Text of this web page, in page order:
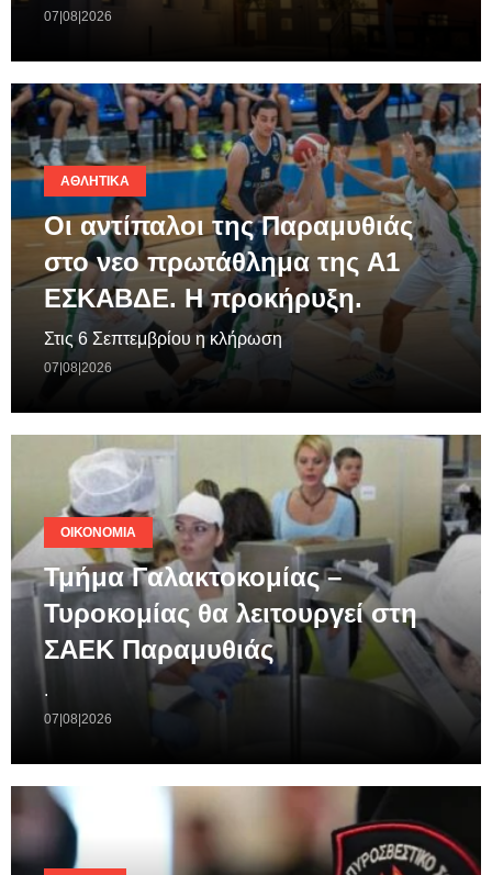
07|08|2026
ΑΘΛΗΤΙΚΆ
Οι αντίπαλοι της Παραμυθιάς
στο νεο πρωτάθλημα της A1
ΕΣΚΑΒΔΕ. Η προκήρυξη.
Στις 6 Σεπτεμβρίου η κλήρωση
07|08|2026
ΟΙΚΟΝΟΜΊΑ
Τμήμα Γαλακτοκομίας –
Τυροκομίας θα λειτουργεί στη
ΣΑΕΚ Παραμυθιάς
.
07|08|2026